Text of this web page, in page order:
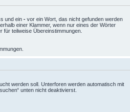
und ein - vor ein Wort, das nicht gefunden werden
einer Klammer, wenn nur eines der Wörter
für teilweise Übereinstimmungen.
werden soll. Unterforen werden automatisch mit
unten nicht deaktivierst.